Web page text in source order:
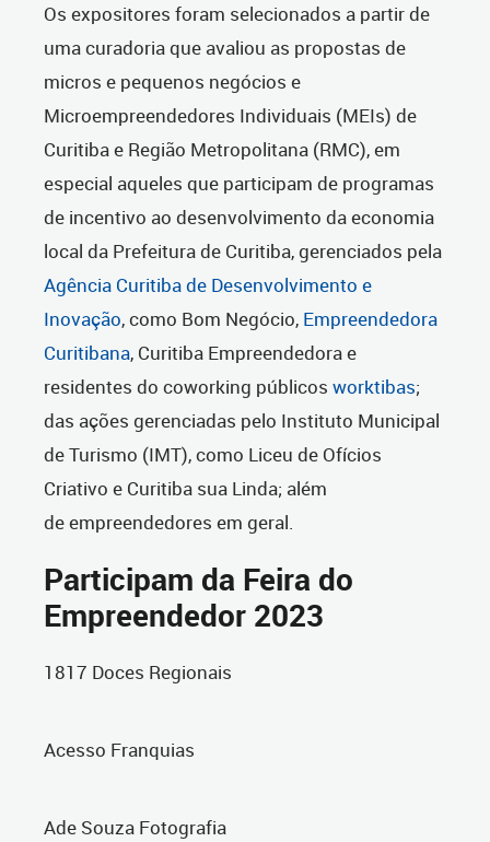
Os expositores foram selecionados a partir de
uma curadoria que avaliou as propostas de
micros e pequenos negócios e
Microempreendedores Individuais (MEIs) de
Curitiba e Região Metropolitana (RMC), em
especial aqueles que participam de programas
de incentivo ao desenvolvimento da economia
local da Prefeitura de Curitiba, gerenciados pela
Agência Curitiba de Desenvolvimento e
Inovação, como Bom Negócio, Empreendedora
Curitibana, Curitiba Empreendedora e
residentes do coworking públicos worktibas;
das ações gerenciadas pelo Instituto Municipal
de Turismo (IMT), como Liceu de Ofícios
Criativo e Curitiba sua Linda; além
de empreendedores em geral.
Participam da Feira do
Empreendedor 2023
1817 Doces Regionais
Acesso Franquias
Ade Souza Fotografia